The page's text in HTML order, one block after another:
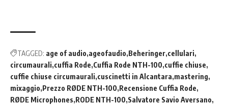
TAGGED: age of audio ageofaudio Beheringer cellulari
circumaurali cuffia Rode Cuffia Rode NTH-100 cuffie chiuse
cuffie chiuse circumaurali cuscinetti in Alcantara mastering
mixaggio Prezzo RØDE NTH-100 Recensione Cuffia Rode
RØDE Microphones RODE NTH-100 Salvatore Savio Aversano